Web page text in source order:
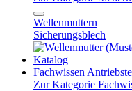
Wellenmuttern
Sicherungsblech
Katalog
Fachwissen
Zur Kategorie